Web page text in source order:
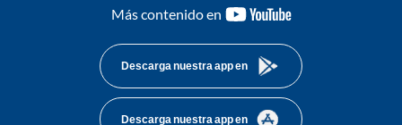
Más contenido en
youtube-
Descarga nuestra app en
Descarga nuestra app en